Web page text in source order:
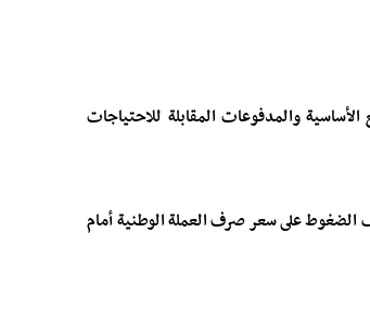
والمدفوعات المقابلة للاحتياجات
الضغوط على سعر صرف العملة الوطنية أمام